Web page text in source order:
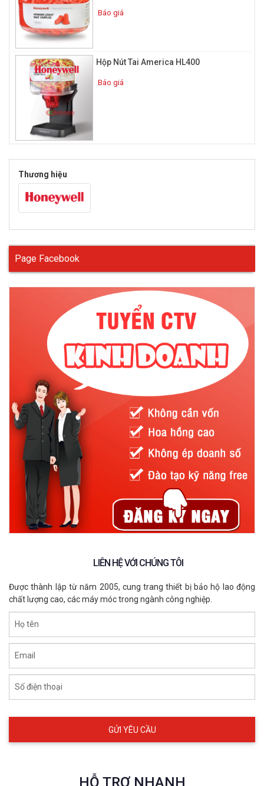
Báo giá
Hộp Nút Tai America HL400
Báo giá
Thương hiệu
Page Facebook
LIÊN HỆ VỚI CHÚNG TÔI
Được thành lập từ năm 2005, cung trang thiết bị bảo hộ lao động
chất lượng cao, các máy móc trong ngành công nghiệp.
Họ tên
Email
Số điện thoại